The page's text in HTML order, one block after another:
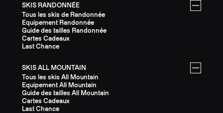
SKIS RANDONNÉE
Tous les skis de Randonnée
Equipement Randonnée
Guide des tailles Randonnée
Cartes Cadeaux
Last Chance
SKIS ALL MOUNTAIN
Tous les skis All Mountain
Equipement All Mountain
Guide des tailles All Mountain
Cartes Cadeaux
Last Chance